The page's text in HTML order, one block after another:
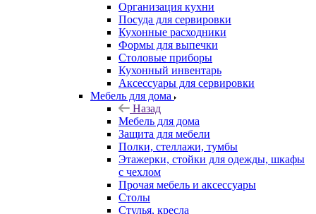
Организация кухни
Посуда для сервировки
Кухонные расходники
Формы для выпечки
Столовые приборы
Кухонный инвентарь
Аксессуары для сервировки
Мебель для дома
Назад
Мебель для дома
Защита для мебели
Полки, стеллажи, тумбы
Этажерки, стойки для одежды, шкафы
с чехлом
Прочая мебель и аксессуары
Столы
Стулья, кресла